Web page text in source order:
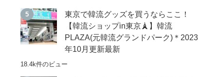
東京で韓流グッズを買うならここ！
【韓流ショップin東京🗼】韓流
PLAZA(元韓流グランドパーク)＊2023
年10月更新最新
18.4k件のビュー